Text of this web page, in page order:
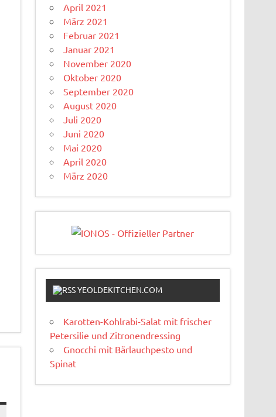
April 2021
März 2021
Februar 2021
Januar 2021
November 2020
Oktober 2020
September 2020
August 2020
Juli 2020
Juni 2020
Mai 2020
April 2020
März 2020
YEOLDEKITCHEN.COM
Karotten-Kohlrabi-Salat mit frischer
Petersilie und Zitronendressing
Gnocchi mit Bärlauchpesto und
Spinat